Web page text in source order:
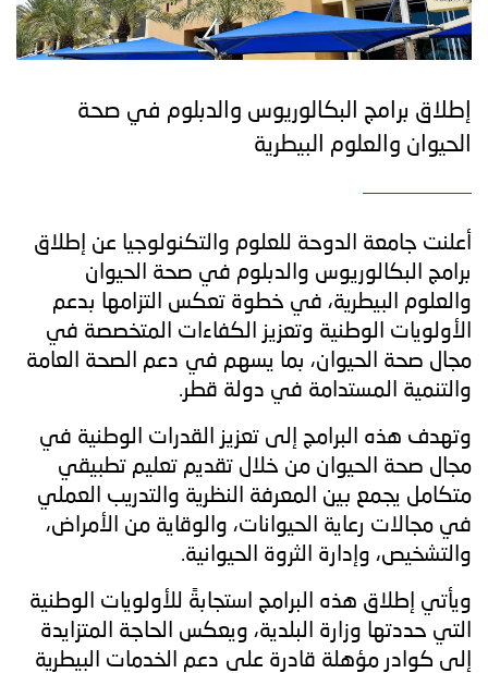
إطلاق برامج البكالوريوس والدبلوم في صحة
الحيوان والعلوم البيطرية
أعلنت جامعة الدوحة للعلوم والتكنولوجيا عن إطلاق
برامج البكالوريوس والدبلوم في صحة الحيوان
والعلوم البيطرية، في خطوة تعكس التزامها بدعم
الأولويات الوطنية وتعزيز الكفاءات المتخصصة في
مجال صحة الحيوان، بما يسهم في دعم الصحة العامة
والتنمية المستدامة في دولة قطر.
وتهدف هذه البرامج إلى تعزيز القدرات الوطنية في
مجال صحة الحيوان من خلال تقديم تعليم تطبيقي
متكامل يجمع بين المعرفة النظرية والتدريب العملي
في مجالات رعاية الحيوانات، والوقاية من الأمراض،
والتشخيص، وإدارة الثروة الحيوانية.
ويأتي إطلاق هذه البرامج استجابةً للأولويات الوطنية
التي حددتها وزارة البلدية، ويعكس الحاجة المتزايدة
إلى كوادر مؤهلة قادرة على دعم الخدمات البيطرية